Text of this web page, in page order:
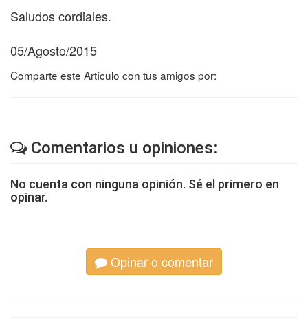
Saludos cordiales.
05/Agosto/2015
Comparte este Artículo con tus amigos por:
Comentarios u opiniones:
No cuenta con ninguna opinión. Sé el primero en
opinar.
Opinar o comentar